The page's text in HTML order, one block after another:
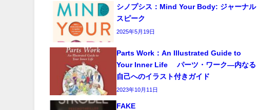
シノプシス：Mind Your Body: ジャーナル
スピーク
2025年5月19日
Parts Work：An Illustrated Guide to
Your Inner Life パーツ・ワーク―内なる
自己へのイラスト付きガイド
2023年10月11日
FAKE